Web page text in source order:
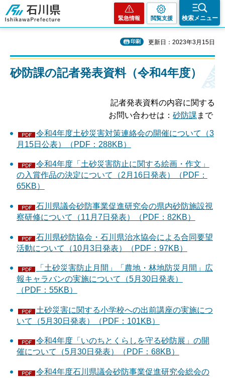
石川県
緊急情報 閲覧支援 検索メニュー
印刷 更新日：2023年3月15日
砂防課の記者発表資料（令和4年度）
記者発表資料の内容に関する
お問い合わせは： 砂防課 まで
令和4年度土砂災害対策連絡会の開催について（3
月15日公表）（PDF：288KB）
令和4年度「土砂災害防止に関する絵画・作文」
の入賞作品の決定について（2月16日発表）（PDF：
65KB）
石川県議会砂防事業促進研究会の県内砂防施設視
察研修について（11月7日発表）（PDF：82KB）
石川県砂防協会・石川県治水協会による合同要望
活動について（10月3日発表）（PDF：97KB）
「土砂災害防止月間」「農地・林地防災月間」広
報キャラバンの実施について（5月30日発表）
（PDF：55KB）
土砂災害に関する小学校への出前講座の実施につ
いて（5月30日発表）（PDF：101KB）
令和4年度「いのちとくらしを守る砂防展」の開
催について（5月30日発表）（PDF：68KB）
令和4年度石川県議会砂防事業促進研究会総会の